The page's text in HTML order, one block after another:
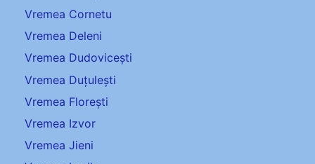
Vremea Cornetu
Vremea Deleni
Vremea Dudovicești
Vremea Duțulești
Vremea Florești
Vremea Izvor
Vremea Jieni